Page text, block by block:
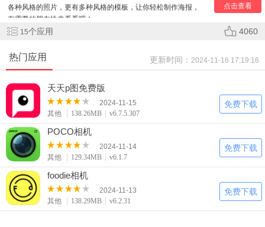
点击查看
各种风格的照片，更有多种风格的模板，让你轻松制作海报，
有需要的朋友快来看看吧！
15个应用 4060
热门应用 更新时间： 2024-11-16 17:19:16
天天p图免费版
2024-11-15
其他
138.26MB v6.7.5.307
免费下载
POCO相机
2024-11-14
其他
129.34MB v6.1.7
免费下载
foodie相机
2024-11-13
其他
138.29MB v6.2.31
免费下载